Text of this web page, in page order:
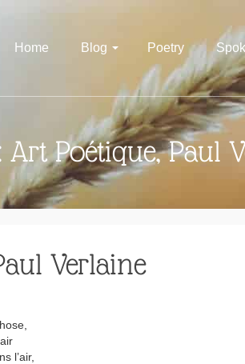
Home Blog Poetry
Art Poétique, Paul
Verlaine
l’air,